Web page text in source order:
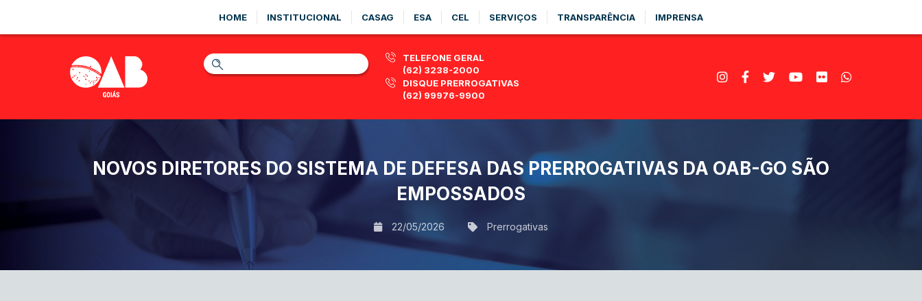
HOME INSTITUCIONAL CASAG ESA CEL SERVIÇOS TRANSPARÊNCIA IMPRENSA
TELEFONE GERAL
(62) 3238-2000
DISQUE PRERROGATIVAS
(62) 99976-9900
NOVOS DIRETORES DO SISTEMA DE DEFESA DAS PRERROGATIVAS DA OAB-GO SÃO
EMPOSSADOS
22/05/2026 Prerrogativas